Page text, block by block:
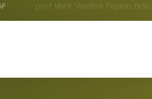
prof. MUDr. Vladimír Teplan, DrSc.